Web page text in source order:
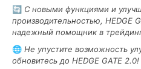
HEDGE
GATE
2.0,
поколение ,
робот,
🔄 С новыми функциями и
производительностью, HEDGE
надежный помощник в
🌐 Не упустите возможность
обновитесь до HEDGE GATE 2.0!